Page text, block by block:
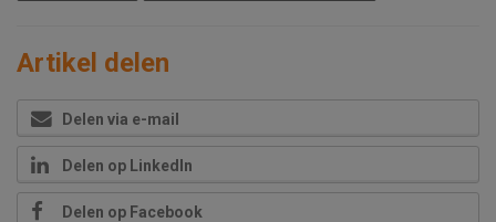
Artikel delen
Delen via e-mail
Delen op LinkedIn
Delen op Facebook